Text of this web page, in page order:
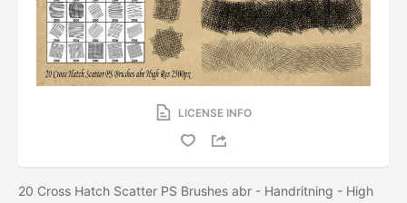
LICENSE INFO
20 Cross Hatch Scatter PS Brushes abr - Handritning - High